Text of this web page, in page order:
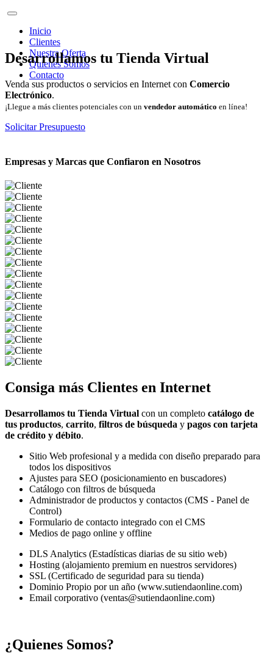
Inicio
Clientes
Nuestra Oferta
Quienes Somos
Contacto
Desarrollamos tu Tienda Virtual
Venda sus productos o servicios en Internet con Comercio
Electrónico.
¡Llegue a más clientes potenciales con un vendedor automático en línea!
Solicitar Presupuesto
Empresas y Marcas que Confiaron en Nosotros
Consiga más Clientes en Internet
Desarrollamos tu Tienda Virtual con un completo catálogo de
tus productos, carrito, filtros de búsqueda y pagos con tarjeta
de crédito y débito.
Sitio Web profesional y a medida con diseño preparado para
todos los dispositivos
Ajustes para SEO (posicionamiento en buscadores)
Catálogo con filtros de búsqueda
Administrador de productos y contactos (CMS - Panel de
Control)
Formulario de contacto integrado con el CMS
Medios de pago online y offline
DLS Analytics (Estadísticas diarias de su sitio web)
Hosting (alojamiento premium en nuestros servidores)
SSL (Certificado de seguridad para su tienda)
Dominio Propio por un año (www.sutiendaonline.com)
Email corporativo (ventas@sutiendaonline.com)
¿Quienes Somos?